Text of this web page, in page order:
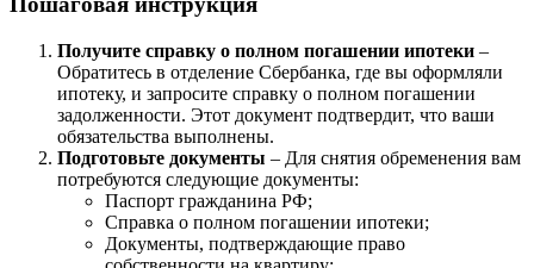
Получите справку о полном погашении ипотеки –
Обратитесь в отделение Сбербанка, где вы оформляли
ипотеку, и запросите справку о полном погашении
задолженности. Этот документ подтвердит, что ваши
обязательства выполнены.
Подготовьте документы – Для снятия обременения вам
потребуются следующие документы:
Паспорт гражданина РФ;
Справка о полном погашении ипотеки;
Документы, подтверждающие право